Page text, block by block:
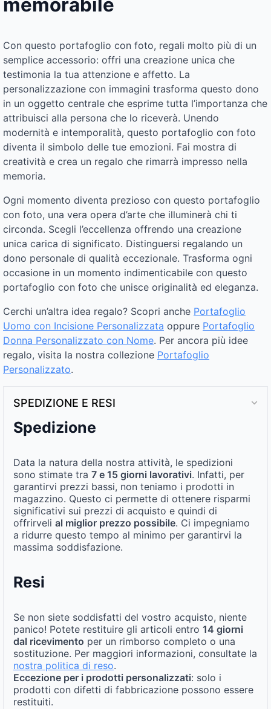
memorabile
Con questo portafoglio con foto, regali molto più di un
semplice accessorio: offri una creazione unica che
testimonia la tua attenzione e affetto. La
personalizzazione con immagini trasforma questo dono
in un oggetto centrale che esprime tutta l’importanza che
attribuisci alla persona che lo riceverà. Unendo
modernità e intemporalità, questo portafoglio con foto
diventa il simbolo delle tue emozioni. Fai mostra di
creatività e crea un regalo che rimarrà impresso nella
memoria.
Ogni momento diventa prezioso con questo portafoglio
con foto, una vera opera d’arte che illuminerà chi ti
circonda. Scegli l’eccellenza offrendo una creazione
unica carica di significato. Distinguersi regalando un
dono personale di qualità eccezionale. Trasforma ogni
occasione in un momento indimenticabile con questo
portafoglio con foto che unisce originalità ed eleganza.
Cerchi un’altra idea regalo? Scopri anche Portafoglio
Uomo con Incisione Personalizzata oppure Portafoglio
Donna Personalizzato con Nome. Per ancora più idee
regalo, visita la nostra collezione Portafoglio
Personalizzato.
SPEDIZIONE E RESI
Spedizione
Data la natura della nostra attività, le spedizioni
sono stimate tra 7 e 15 giorni lavorativi. Infatti, per
garantirvi prezzi bassi, non teniamo i prodotti in
magazzino. Questo ci permette di ottenere risparmi
significativi sui prezzi di acquisto e quindi di
offrirveli al miglior prezzo possibile. Ci impegniamo
a ridurre questo tempo al minimo per garantirvi la
massima soddisfazione.
Resi
Se non siete soddisfatti del vostro acquisto, niente
panico! Potete restituire gli articoli entro 14 giorni
dal ricevimento per un rimborso completo o una
sostituzione. Per maggiori informazioni, consultate la
nostra politica di reso.
Eccezione per i prodotti personalizzati: solo i
prodotti con difetti di fabbricazione possono essere
restituiti.